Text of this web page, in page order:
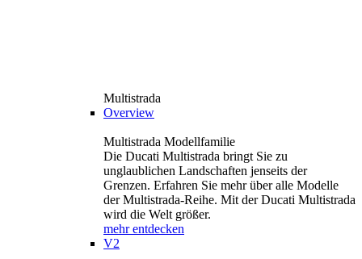
Multistrada
Overview
Multistrada Modellfamilie
Die Ducati Multistrada bringt Sie zu
unglaublichen Landschaften jenseits der
Grenzen. Erfahren Sie mehr über alle Modelle
der Multistrada-Reihe. Mit der Ducati Multistrada
wird die Welt größer.
mehr entdecken
V2